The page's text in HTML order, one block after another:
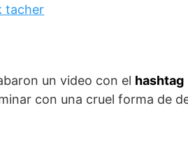
un video con el hashtag
con una cruel forma de